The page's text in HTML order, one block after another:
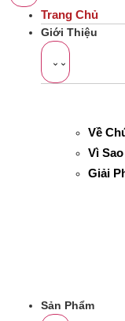
Trang Chủ
Giới Thiệu
Về
Vì
Giải
Sản Phẩm